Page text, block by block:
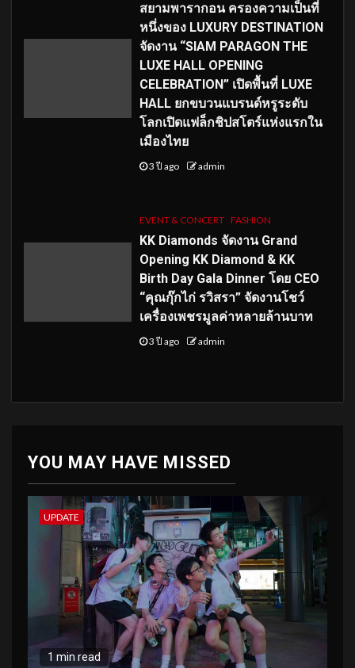
สยามพารากอน ครองความเป็นที่
หนึ่งของ LUXURY DESTINATION
จัดงาน “SIAM PARAGON THE
LUXE HALL OPENING
CELEBRATION” เปิดพื้นที่ LUXE
HALL ยกขบวนแบรนด์หรูระดับ
โลกเปิดแฟล็กชิปสโตร์แห่งแรกใน
เมืองไทย
3 ปี ago admin
EVENT & CONCERT FASHION
KK Diamonds จัดงาน Grand
Opening KK Diamond & KK
Birth Day Gala Dinner โดย CEO
“คุณกุ๊กไก่ รวิสรา” จัดงานโชว์
เครื่องเพชรมูลค่าหลายล้านบาท
3 ปี ago admin
YOU MAY HAVE MISSED
UPDATE
1 min read